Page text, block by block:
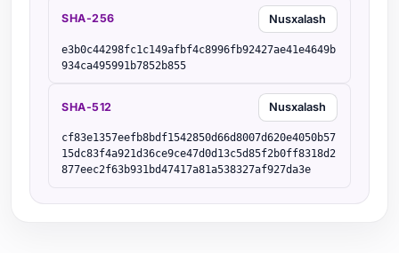
SHA-256
e3b0c44298fc1c149afbf4c8996fb92427ae41e4649b
934ca495991b7852b855
Nusxalash
SHA-512
cf83e1357eefb8bdf1542850d66d8007d620e4050b57
15dc83f4a921d36ce9ce47d0d13c5d85f2b0ff8318d2
877eec2f63b931bd47417a81a538327af927da3e
Nusxalash